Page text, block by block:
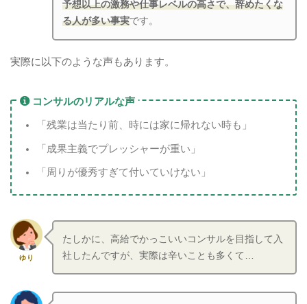
予想以上の激務や仕事レベルの高さで、辞めたくな
る人が多い事実です。
実際に以下のような声もあります。
コンサルのリアルな声
「残業は当たり前、時には家に帰れない時も」
「成果主義でプレッシャーが重い」
「周りが優秀すぎて付いていけない」
ゆり
たしかに、高給でかっこいいコンサルを目指して入
社したんですが、実際は辛いことも多くて…